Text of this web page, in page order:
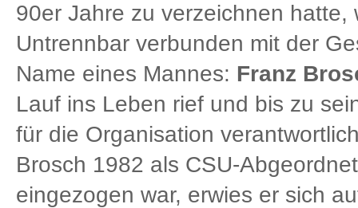
90er Jahre zu verzeichnen
Untrennbar verbunden mit der
Name eines Mannes: Franz
Lauf ins Leben rief und bis zu
für die Organisation
Brosch 1982 als CSU-
eingezogen war, erwies er sich